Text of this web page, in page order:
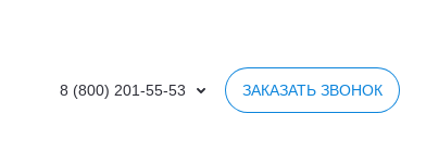
8 (800) 201-55-53 ЗАКАЗАТЬ ЗВОНОК